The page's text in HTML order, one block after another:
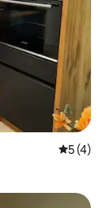
レビュー
5 (4)